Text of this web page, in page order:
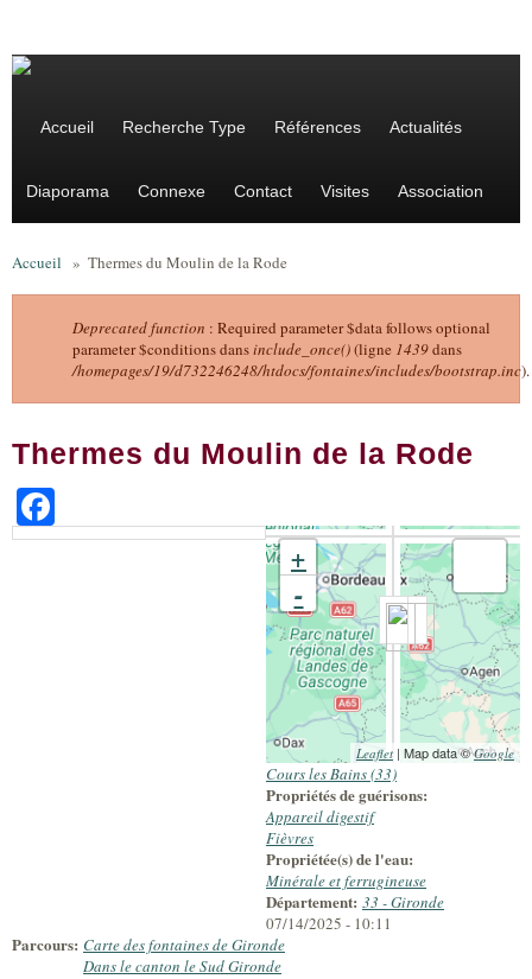
Accueil Recherche Type Références Actualités
Diaporama Connexe Contact Visites Association
Accueil » Thermes du Moulin de la Rode
Message d'erreur
Deprecated function : Required parameter $data follows optional
parameter $conditions dansinclude_once()(ligne 1439dans
/homepages/19/d732246248/htdocs/fontaines/includes/bootstrap.inc).
Thermes du Moulin de la Rode
+
-
Leaflet | Map data ©Google
Cours les Bains (33)
Propriétés de guérisons:
Appareil digestif
Fièvres
Propriétée(s) de l'eau:
Minérale et ferrugineuse
Département: 33 - Gironde
07/14/2025 - 10:11
Parcours: Carte des fontaines de Gironde
Dans le canton le Sud Gironde